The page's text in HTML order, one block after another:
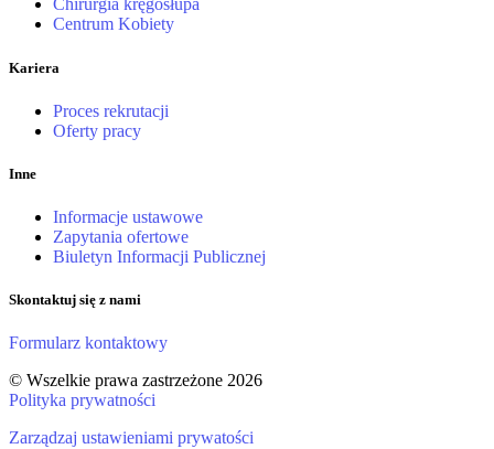
Chirurgia kręgosłupa
Centrum Kobiety
Kariera
Proces rekrutacji
Oferty pracy
Inne
Informacje ustawowe
Zapytania ofertowe
Biuletyn Informacji Publicznej
Skontaktuj się z nami
Formularz kontaktowy
© Wszelkie prawa zastrzeżone 2026
Polityka prywatności
Zarządzaj ustawieniami prywatości